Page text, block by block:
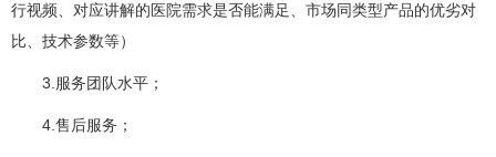
行视频、对应讲解的医院需求是否能满足、市场同类型产品的优劣对
比、技术参数等）
3.服务团队水平；
4.售后服务；